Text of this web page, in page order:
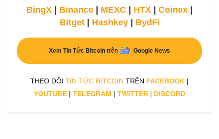
BingX Binance MEXC HTX Coinex
Bitget| Hashkey| BydFi
Xem Tin Tức Bitcoin trên Google News
THEO DÕI TIN TỨC BITCOIN TRÊN FACEBOOK |
YOUTUBE | TELEGRAM | TWITTER | DISCORD